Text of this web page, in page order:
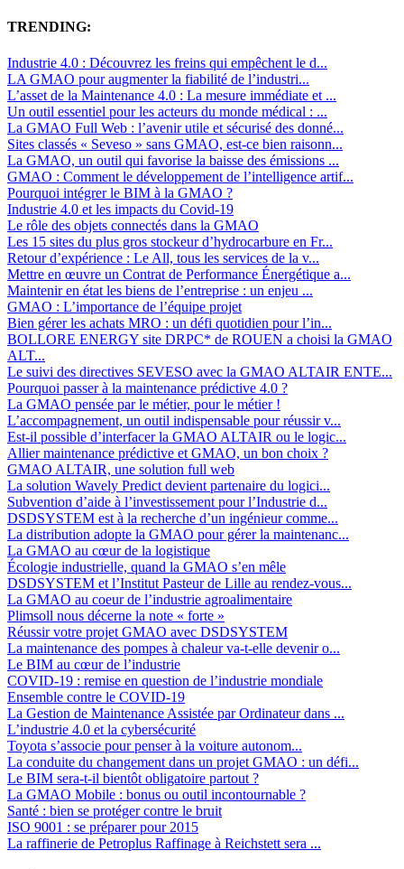
TRENDING:
Industrie 4.0 : Découvrez les freins qui empêchent le d...
LA GMAO pour augmenter la fiabilité de l’industri...
L’asset de la Maintenance 4.0 : La mesure immédiate et ...
Un outil essentiel pour les acteurs du monde médical : ...
La GMAO Full Web : l’avenir utile et sécurisé des donné...
Sites classés « Seveso » sans GMAO, est-ce bien raisonn...
La GMAO, un outil qui favorise la baisse des émissions ...
GMAO : Comment le développement de l’intelligence artif...
Pourquoi intégrer le BIM à la GMAO ?
Industrie 4.0 et les impacts du Covid-19
Le rôle des objets connectés dans la GMAO
Les 15 sites du plus gros stockeur d’hydrocarbure en Fr...
Retour d’expérience : Le All, tous les services de la v...
Mettre en œuvre un Contrat de Performance Énergétique a...
Maintenir en état les biens de l’entreprise : un enjeu ...
GMAO : L’importance de l’équipe projet
Bien gérer les achats MRO : un défi quotidien pour l’in...
BOLLORE ENERGY site DRPC* de ROUEN a choisi la GMAO
ALT...
Le suivi des directives SEVESO avec la GMAO ALTAIR ENTE...
Pourquoi passer à la maintenance prédictive 4.0 ?
La GMAO pensée par le métier, pour le métier !
L’accompagnement, un outil indispensable pour réussir v...
Est-il possible d’interfacer la GMAO ALTAIR ou le logic...
Allier maintenance prédictive et GMAO, un bon choix ?
GMAO ALTAIR, une solution full web
La solution Wavely Predict devient partenaire du logici...
Subvention d’aide à l’investissement pour l’Industrie d...
DSDSYSTEM est à la recherche d’un ingénieur comme...
La distribution adopte la GMAO pour gérer la maintenanc...
La GMAO au cœur de la logistique
Écologie industrielle, quand la GMAO s’en mêle
DSDSYSTEM et l’Institut Pasteur de Lille au rendez-vous...
La GMAO au coeur de l’industrie agroalimentaire
Plimsoll nous décerne la note « forte »
Réussir votre projet GMAO avec DSDSYSTEM
La maintenance des pompes à chaleur va-t-elle devenir o...
Le BIM au cœur de l’industrie
COVID-19 : remise en question de l’industrie mondiale
Ensemble contre le COVID-19
La Gestion de Maintenance Assistée par Ordinateur dans ...
L’industrie 4.0 et la cybersécurité
Toyota s’associe pour penser à la voiture autonom...
La conduite du changement dans un projet GMAO : un défi...
Le BIM sera-t-il bientôt obligatoire partout ?
La GMAO Mobile : bonus ou outil incontournable ?
Santé : bien se protéger contre le bruit
ISO 9001 : se préparer pour 2015
La raffinerie de Petroplus Raffinage à Reichstett sera ...